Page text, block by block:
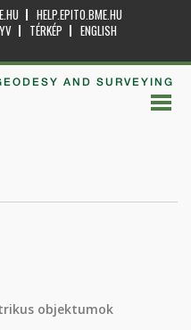
HELP.EPITO.BME.HU
TÉRKÉP
ENGLISH
AND SURVEYING
objektumok